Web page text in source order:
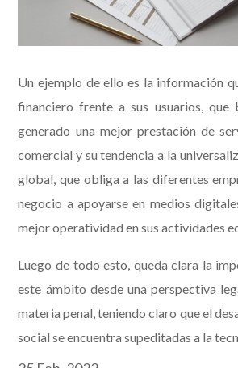
Un ejemplo de ello es la información
financiero frente a sus usuarios, que
generado una mejor prestación de
comercial y su tendencia a la
global, que obliga a las diferentes
negocio a apoyarse en medios
mejor operatividad en sus actividades
Luego de todo esto, queda clara la
este ámbito desde una perspectiva
materia penal, teniendo claro que el
social se encuentra supeditadas a la